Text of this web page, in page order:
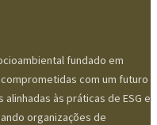
fundado em
com um futuro
às práticas de ESG e
organizações de